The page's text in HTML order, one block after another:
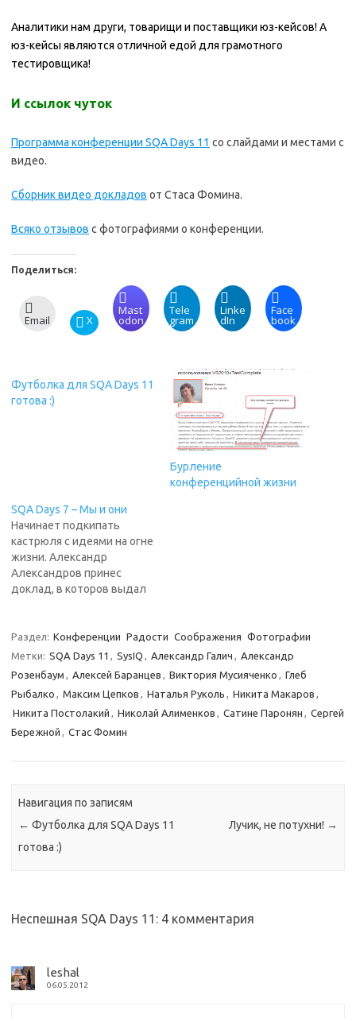
Аналитики нам други, товарищи и поставщики юз-кейсов! А
юз-кейсы являются отличной едой для грамотного
тестировщика!
И ссылок чуток
Программа конференции SQA Days 11 со слайдами и местами с
видео.
Сборник видео докладов от Стаса Фомина.
Всяко отзывов с фотографиями о конференции.
Поделиться:
Email X
Mast
odon
Tele
gram
Linke
dIn
Face
book
Футболка для SQA Days 11
готова :)
Бурление
конференцийной жизни
SQA Days 7 – Мы и они
Начинает подкипать
кастрюля с идеями на огне
жизни. Александр
Александров принес
доклад, в которов выдал
Юли Нечаевой "Ловушки
заказного тестирования".
Если это станет чем-то
традиционным - быт
конференции можно
считать налаженным.
Интрига рулит. "Мы
Раздел: Конференции Радости Соображения Фотографии
Метки: SQA Days 11 SysIQ Александр Галич
Александр
Розенбаум
Алексей Баранцев Виктория Мусияченко
Глеб
Рыбалко
Максим Цепков Наталья Руколь Никита Макаров
Никита Постолакий
Николай Алименков Сатине Паронян
Сергей
Бережной
Стас Фомин
Навигация по записям
← Футболка для SQA Days 11
готова :)
Лучик, не потухни! →
Неспешная SQA Days 11 : 4 комментария
leshal
06.05.2012